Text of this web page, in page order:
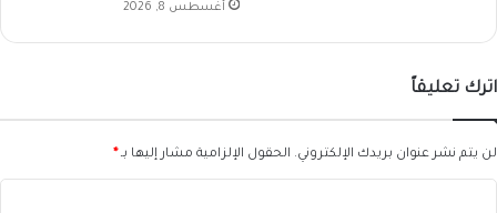
أغسطس 8, 2026
اترك تعليقاً
لن يتم نشر عنوان بريدك الإلكتروني. الحقول الإلزامية مشار إليها بـ *